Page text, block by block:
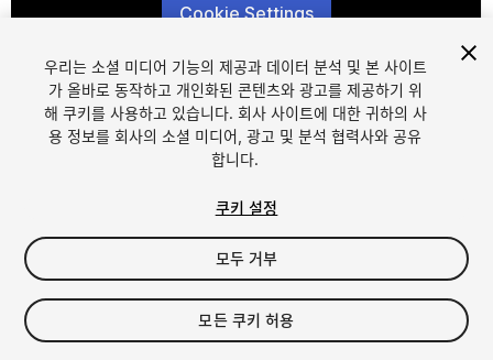
Cookie Settings
FREE
16viewsin the past week
우리는 소셜 미디어 기능의 제공과 데이터 분석 및 본 사이트
가 올바로 동작하고 개인화된 콘텐츠와 광고를 제공하기 위
해 쿠키를 사용하고 있습니다. 회사 사이트에 대한 귀하의 사
용 정보를 회사의 소셜 미디어, 광고 및 분석 협력사와 공유
합니다.
쿠키 설정
모두 거부
모든 쿠키 허용